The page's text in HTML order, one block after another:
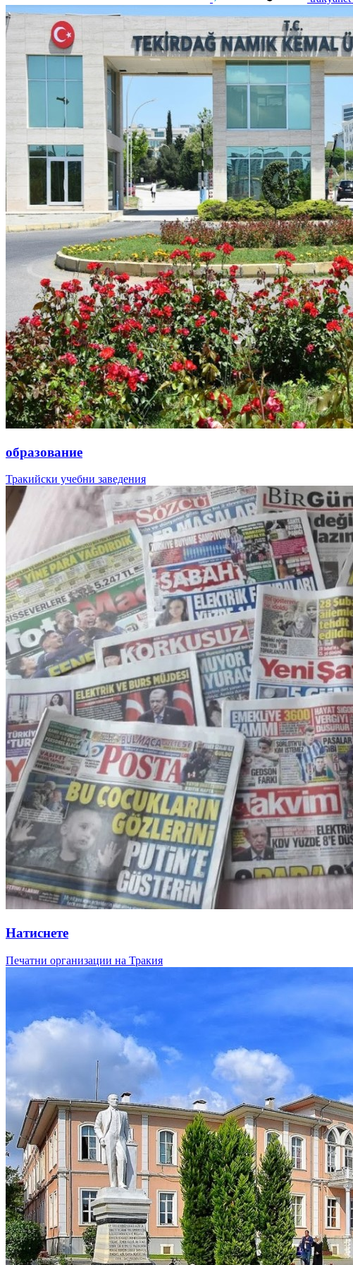
образование
Тракийски учебни заведения
Натиснете
Печатни организации на Тракия